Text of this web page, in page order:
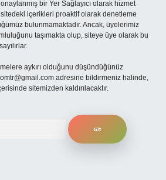
bir Yer Sağlayıcı olarak hizmet
içerikleri proaktif olarak denetleme
bulunmamaktadır. Ancak, üyelerimiz
taşımakta olup, siteye üye olarak bu
aykırı olduğunu düşündüğünüz
adresine bildirmeniz halinde,
sitemizden kaldırılacaktır.